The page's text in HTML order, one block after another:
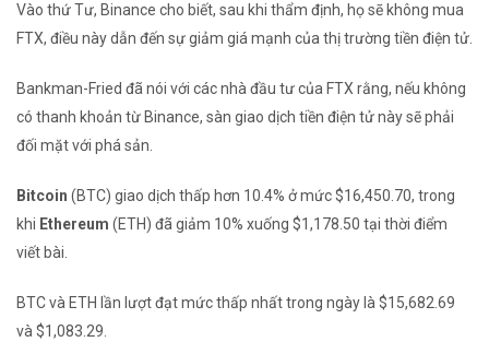
Vào thứ Tư, Binance cho biết, sau khi thẩm định, họ sẽ không mua
FTX, điều này dẫn đến sự giảm giá mạnh của thị trường tiền điện tử.
Bankman-Fried đã nói với các nhà đầu tư của FTX rằng, nếu không
có thanh khoản từ Binance, sàn giao dịch tiền điện tử này sẽ phải
đối mặt với phá sản.
Bitcoin (BTC) giao dịch thấp hơn 10.4% ở mức $16,450.70, trong
khi Ethereum (ETH) đã giảm 10% xuống $1,178.50 tại thời điểm
viết bài.
BTC và ETH lần lượt đạt mức thấp nhất trong ngày là $15,682.69
và $1,083.29.